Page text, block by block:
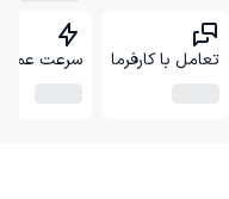
تعامل با کارفرما سرعت عمل